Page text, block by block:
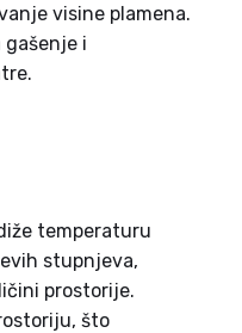
visine plamena.
gašenje i
temperaturu
stupnjeva,
prostorije.
što